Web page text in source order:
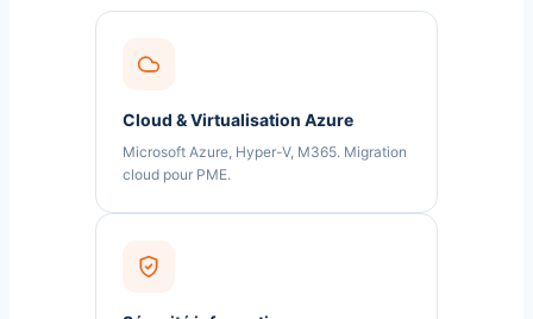
Cloud & Virtualisation Azure
Microsoft Azure, Hyper-V, M365. Migration
cloud pour PME.